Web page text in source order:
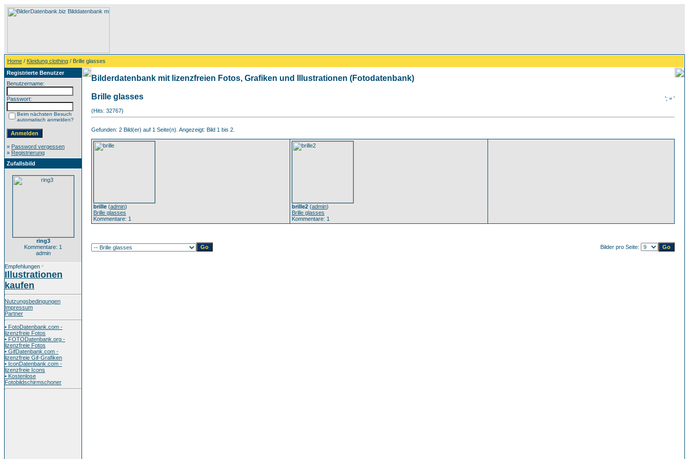
Home / Kleidung clothing / Brille glasses
Registrierte Benutzer
Benutzername:
Passwort:
Beim nächsten Besuch
automatisch anmelden?
» Password vergessen
» Registrierung
Zufallsbild
ring3
Kommentare: 1
admin
Empfehlungen *
Illustrationen
kaufen
Nutzungsbedingungen
Impressum
Partner
• FotoDatenbank.com -
lizenzfreie Fotos
• FOTODatenbank.org -
lizenzfreie Fotos
• GifDatenbank.com -
lizenzfreie Gif-Grafiken
• IconDatenbank.com -
lizenzfreie Icons
• Kostenlose
Fotobildschirmschoner
Bilderdatenbank mit lizenzfreien Fotos, Grafiken und Illustrationen (Fotodatenbank)
Brille glasses
'; = '
(Hits: 32767)
Gefunden: 2 Bild(er) auf 1 Seite(n). Angezeigt: Bild 1 bis 2.
brille (admin)
Brille glasses
Kommentare: 1
brille2 (admin)
Brille glasses
Kommentare: 1
Bilder pro Seite: